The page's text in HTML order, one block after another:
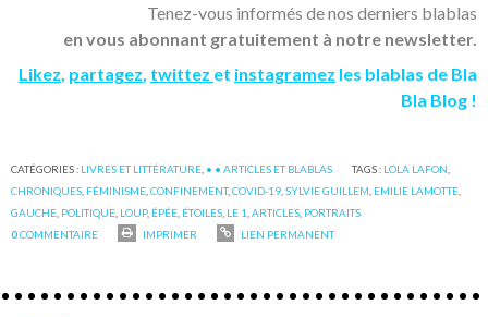
Tenez-vous informés de nos derniers blablas
en vous abonnant gratuitement à notre newsletter.
Likez, partagez, twittez et instagramez les blablas de Bla
Bla Blog !
CATÉGORIES : LIVRES ET LITTÉRATURE • • ARTICLES ET BLABLAS TAGS : LOLA LAFON
CHRONIQUES FÉMINISME ,CONFINEMENT,COVID-19 ,SYLVIE GUILLEM EMILIE LAMOTTE
GAUCHE POLITIQUE LOUP, ÉPÉE ÉTOILES LE 1 ,ARTICLES PORTRAITS
0COMMENTAIRE IMPRIMER LIEN PERMANENT